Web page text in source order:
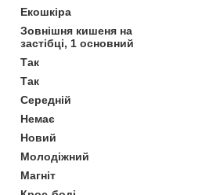
Екошкіра
Зовнішня кишеня на
застібці, 1 основний
Так
Так
Середній
Немає
Новий
Молодіжний
Магніт